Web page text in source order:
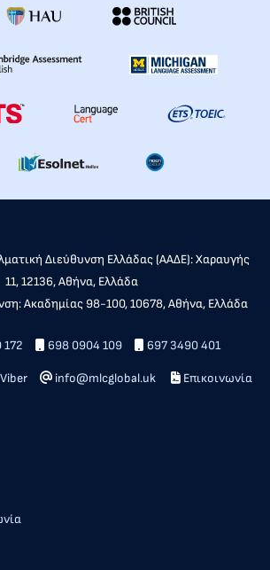
Διεύθυνση Ελλάδας (ΑΑΔΕ): Χαραυγής
11, 12136, Αθήνα, Ελλάδα
Ακαδημίας 98-100, 10678, Αθήνα, Ελλάδα
172 698 0904 109 697 3490 401
Viber info@mlcglobal.uk Επικοινωνία